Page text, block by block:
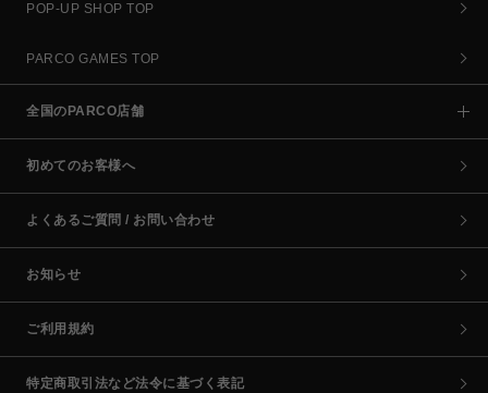
POP-UP SHOP TOP
PARCO GAMES TOP
全国のPARCO店舗
初めてのお客様へ
よくあるご質問 / お問い合わせ
お知らせ
ご利用規約
特定商取引法など法令に基づく表記